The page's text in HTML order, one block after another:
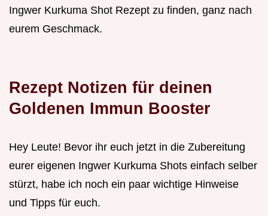
Ingwer Kurkuma Shot Rezept zu finden, ganz nach
eurem Geschmack.
Rezept Notizen für deinen
Goldenen Immun Booster
Hey Leute! Bevor ihr euch jetzt in die Zubereitung
eurer eigenen Ingwer Kurkuma Shots einfach selber
stürzt, habe ich noch ein paar wichtige Hinweise
und Tipps für euch.